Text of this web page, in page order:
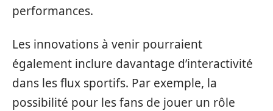
performances.
Les innovations à venir pourraient
également inclure davantage d’interactivité
dans les flux sportifs. Par exemple, la
possibilité pour les fans de jouer un rôle